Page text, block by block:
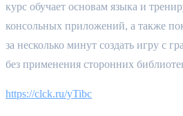
курс обучает основам языка и
консольных приложений, а также
за несколько минут создать игру с
без применения сторонних
https://clck.ru/yTibc